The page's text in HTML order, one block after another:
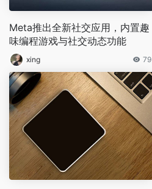
Meta推出全新社交应用，内置趣
味编程游戏与社交动态功能
xing 79